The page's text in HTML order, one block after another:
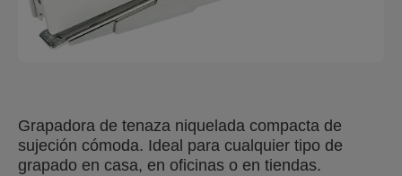
Grapadora de tenaza niquelada compacta de
sujeción cómoda. Ideal para cualquier tipo de
grapado en casa, en oficinas o en tiendas.